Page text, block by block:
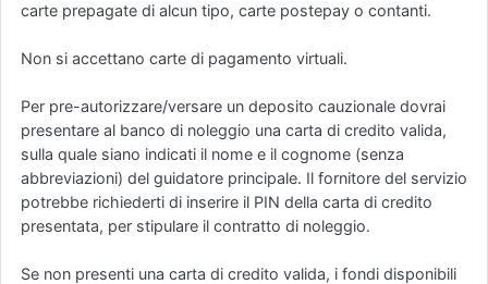
carte prepagate di alcun tipo, carte postepay o contanti.
Non si accettano carte di pagamento virtuali.
Per pre-autorizzare/versare un deposito cauzionale dovrai
presentare al banco di noleggio una carta di credito valida,
sulla quale siano indicati il nome e il cognome (senza
abbreviazioni) del guidatore principale. Il fornitore del servizio
potrebbe richiederti di inserire il PIN della carta di credito
presentata, per stipulare il contratto di noleggio.
Se non presenti una carta di credito valida, i fondi disponibili